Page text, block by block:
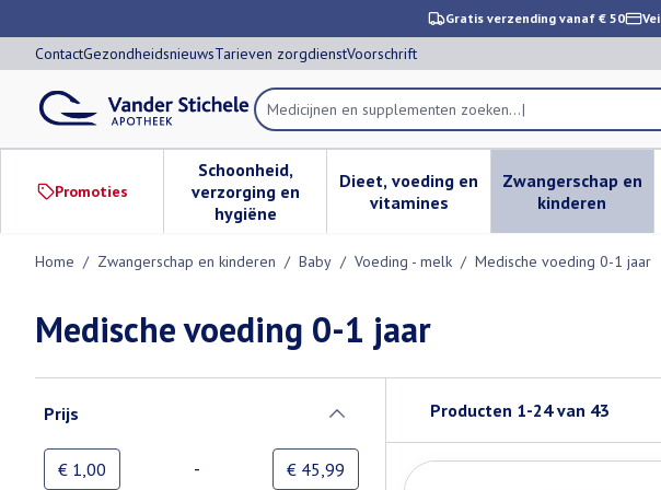
Gratis verzending vanaf € 50
ContactGezondheidsnieuwsTarieven zorgdienstVoorschrift
Product, merk, categorie...
Medicijnen e
Promoties
Schoonheid,
verzorging en
hygiëne
Toon submenu voor Schoonheid, verzorging en
Dieet, voeding en
vitaminesToon submenu voor Dieet,
Zwangerschap en
kinderen
Toon
Home / Zwangerschap en kinderen / Baby / Voeding - melk / Medische voeding 0-1 jaar
Medische voeding 0-1 jaar
Prijs
Minimumwaarde
€ 1,00 - Maximale waarde
€ 45,99
Producten 1-24van 43